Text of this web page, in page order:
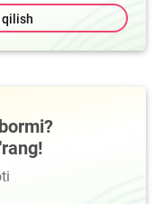
qilish